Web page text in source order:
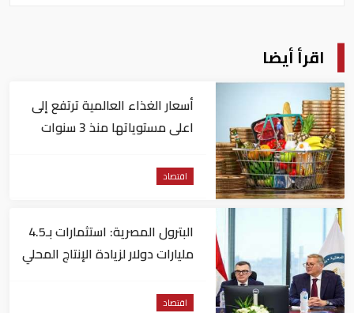
اقرأ أيضا
أسعار الغذاء العالمية ترتفع إلى
اعلى مستوياتها منذ 3 سنوات
اقتصاد
البترول المصرية: استثمارات بـ4.5
مليارات دولار لزيادة الإنتاج المحلي
اقتصاد